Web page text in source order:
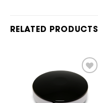
RELATED PRODUCTS
Add
to
wishlist